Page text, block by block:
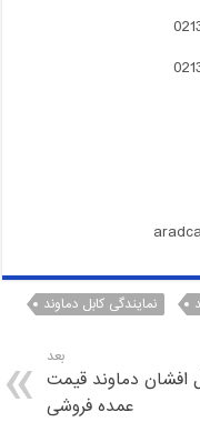
نمایندگی کابل دماوند
بعد
افشان دماوند قیمت
عمده فروشی